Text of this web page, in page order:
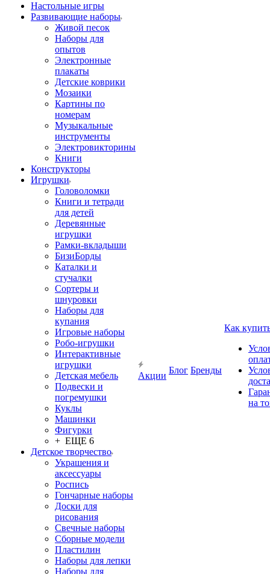
Настольные игры
Развивающие наборы
Живой песок
Наборы для
опытов
Электронные
плакаты
Детские коврики
Мозаики
Картины по
номерам
Музыкальные
инструменты
Электровикторины
Книги
Конструкторы
Игрушки
Головоломки
Книги и тетради
для детей
Деревянные
игрушки
Рамки-вкладыши
БизиБорды
Каталки и
стучалки
Сортеры и
шнуровки
Наборы для
купания
Игровые наборы
Робо-игрушки
Интерактивные
игрушки
Детская мебель
Подвески и
погремушки
Куклы
Машинки
Фигурки
+ ЕЩЕ 6
Детское творчество
Украшения и
аксессуары
Роспись
Гончарные наборы
Доски для
рисования
Свечные наборы
Сборные модели
Пластилин
Наборы для лепки
Наборы для
Акции
Блог Бренды
Как
на